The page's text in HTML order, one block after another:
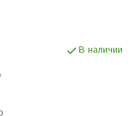
В наличии